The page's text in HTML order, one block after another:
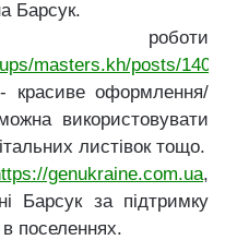
Барсук.
masters.kh/posts/
- красиве оформлення/
використовувати
листівок тощо.
genukraine.com.ua,
Барсук за підтримку
в поселеннях.